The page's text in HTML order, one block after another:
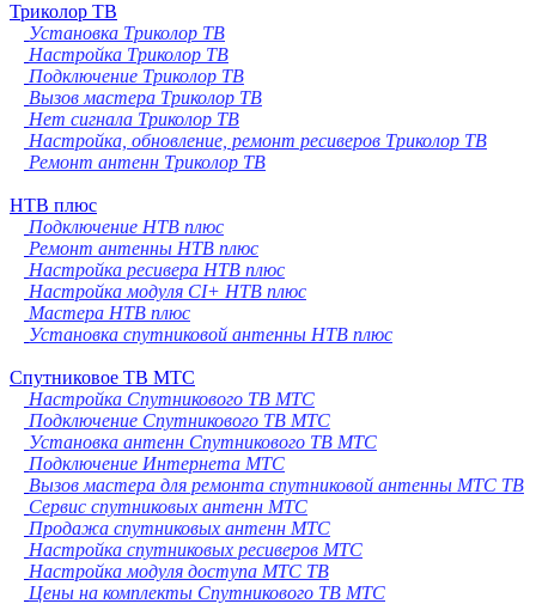
Триколор ТВ
Установка Триколор ТВ
Настройка Триколор ТВ
Подключение Триколор ТВ
Вызов мастера Триколор ТВ
Нет сигнала Триколор ТВ
Настройка, обновление, ремонт ресиверов Триколор ТВ
Ремонт антенн Триколор ТВ
НТВ плюс
Подключение НТВ плюс
Ремонт антенны НТВ плюс
Настройка ресивера НТВ плюс
Настройка модуля CI+ НТВ плюс
Мастера НТВ плюс
Установка спутниковой антенны НТВ плюс
Спутниковое ТВ МТС
Настройка Спутникового ТВ МТС
Подключение Спутникового ТВ МТС
Установка антенн Спутникового ТВ МТС
Подключение Интернета МТС
Вызов мастера для ремонта спутниковой антенны МТС ТВ
Сервис спутниковых антенн МТС
Продажа спутниковых антенн МТС
Настройка спутниковых ресиверов МТС
Настройка модуля доступа МТС ТВ
Цены на комплекты Спутникового ТВ МТС